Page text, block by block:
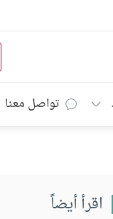
تواصل معنا
اقرأ أيضاً